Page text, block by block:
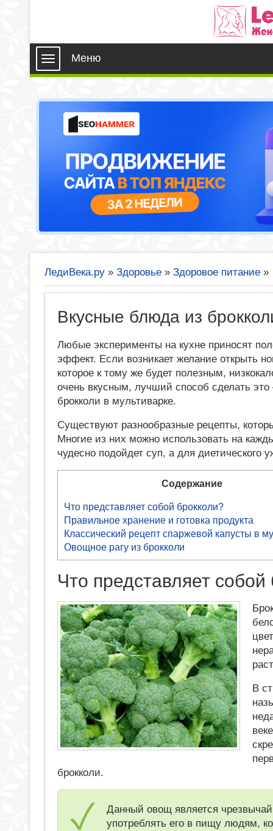
Меню
ЛедиВека.ру » Здоровье » Здоровое питание »
Вкусные блюда из
Любые эксперименты на кухне приносят
эффект. Если возникает желание открыть
которое к тому же будет полезным,
очень вкусным, лучший способ сделать это
брокколи в мультиварке.
Существуют разнообразные рецепты,
Многие из них можно использовать на
чудесно подойдет суп, а для диетического
Содержание
Что представляет собой брокколи?
Правильное хранение и готовка продукта
Классический рецепт спаржевой капусты в
Овощное рагу из брокколи
Что представляет собой
В
брокколи.
Данный овощ является
употреблять его в пищу людям,